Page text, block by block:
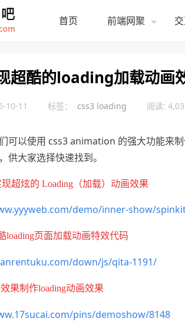
首页 前端网聚
超酷的loading加载动画
10-11 标签： css3 loading 阅读:
可以使用 css3 animation 的强大功能来
供大家选择快速找到。
现超炫的 Loading（加载）动画效果
demo/inner-show/
loading页面加载动画特效代码
down/js/qita-1191/
果制作loading动画效果
pins/demoshow/8148